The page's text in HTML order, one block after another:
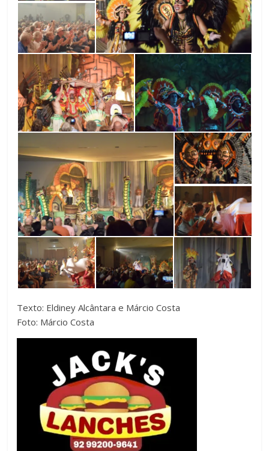
Texto: Eldiney Alcântara e Márcio Costa
Foto: Márcio Costa